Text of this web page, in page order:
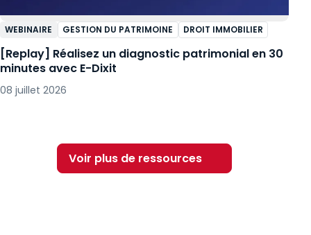
WEBINAIRE GESTION DU PATRIMOINE DROIT IMMOBILIER
[Replay] Réalisez un diagnostic patrimonial en 30
minutes avec E-Dixit
08 juillet 2026
Voir plus de ressources